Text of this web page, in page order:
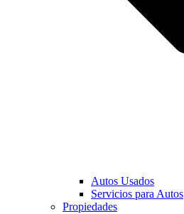
Autos Usados
Servicios para Autos
Propiedades